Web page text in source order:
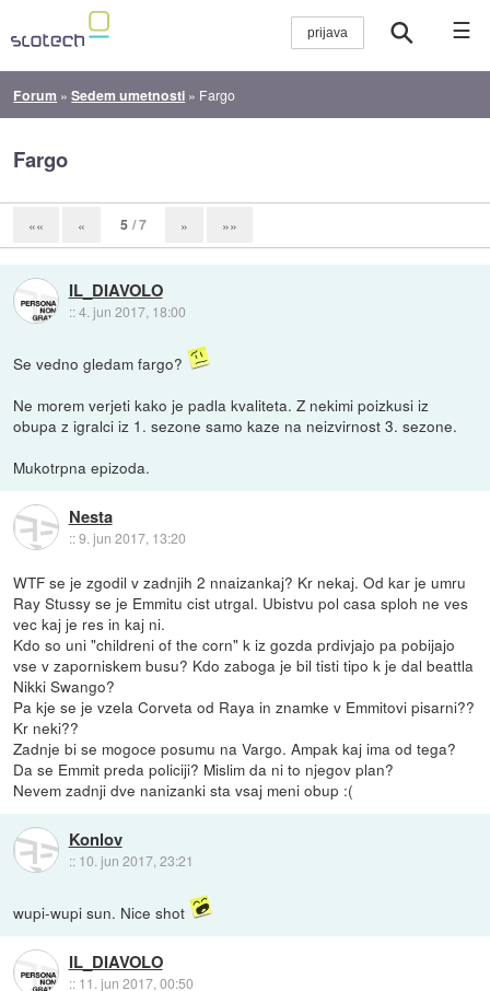
☰
Forum »Sedem umetnosti » Fargo
Fargo
«« « 5 / 7 » »»
IL_DIAVOLO
::4. jun 2017, 18:00
Se vedno gledam fargo?
Ne morem verjeti kako je padla kvaliteta. Z nekimi poizkusi iz
obupa z igralci iz 1. sezone samo kaze na neizvirnost 3. sezone.
Mukotrpna epizoda.
Nesta
::9. jun 2017, 13:20
WTF se je zgodil v zadnjih 2 nnaizankaj? Kr nekaj. Od kar je umru
Ray Stussy se je Emmitu cist utrgal. Ubistvu pol casa sploh ne ves
vec kaj je res in kaj ni.
Kdo so uni "childreni of the corn" k iz gozda prdivjajo pa pobijajo
vse v zaporniskem busu? Kdo zaboga je bil tisti tipo k je dal beattla
Nikki Swango?
Pa kje se je vzela Corveta od Raya in znamke v Emmitovi pisarni??
Kr neki??
Zadnje bi se mogoce posumu na Vargo. Ampak kaj ima od tega?
Da se Emmit preda policiji? Mislim da ni to njegov plan?
Nevem zadnji dve nanizanki sta vsaj meni obup :(
Konlov
:: 10. jun 2017, 23:21
wupi-wupi sun. Nice shot
IL_DIAVOLO
:: 11. jun 2017, 00:50